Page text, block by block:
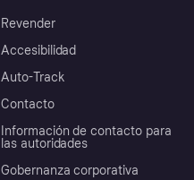
Revender
Accesibilidad
Auto-Track
Contacto
Información de contacto para
las autoridades
Gobernanza corporativa